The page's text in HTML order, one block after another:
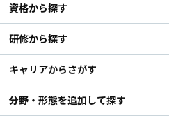
資格から探す
研修から探す
キャリアからさがす
分野・形態を追加して探す